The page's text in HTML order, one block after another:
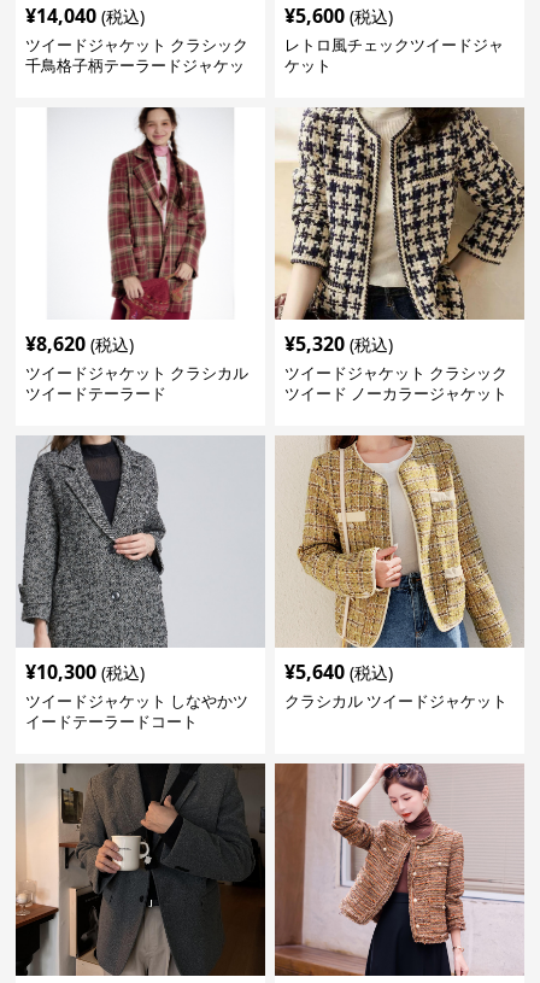
¥14,040 (税込)
ツイードジャケット クラシック
千鳥格子柄テーラードジャケッ
¥5,600 (税込)
レトロ風チェックツイードジャ
ケット
¥8,620 (税込)
ツイードジャケット クラシカル
ツイードテーラード
¥5,320 (税込)
ツイードジャケット クラシック
ツイード ノーカラージャケット
¥10,300 (税込)
ツイードジャケット しなやかツ
イードテーラードコート
¥5,640 (税込)
クラシカル ツイードジャケット